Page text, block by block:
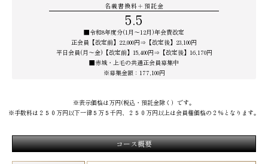
名義書換料＋預託金
5.5
■令和8年度分(1月～12月)年会費改定
正会員【改定前】22,000円⇒【改定後】23,100円
平日会員(月～金)【改定前】15,400円⇒【改定後】16,170円
■赤城・上毛の共通正会員募集中
※募集金額：177,100円
※表示価格は万円(税込・預託金除く）です。
※手数料は２５０万円以下一律５万５千円、２５０万円以上は会員権価格の２％となります。
コース概要